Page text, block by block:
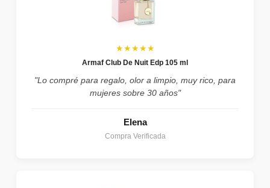
★★★★★
Armaf Club De Nuit Edp 105 ml
"Lo compré para regalo, olor a limpio, muy rico, para
mujeres sobre 30 años"
Elena
Compra Verificada